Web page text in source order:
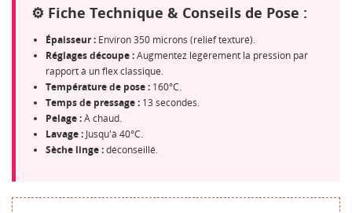
⚙️ Fiche Technique & Conseils de Pose :
Épaisseur : Environ 350 microns (relief texturé).
Réglages découpe :Augmentez légèrement la pression par
rapport à un flex classique.
Température de pose : 160°C.
Temps de pressage : 13 secondes.
Pelage :À chaud.
Lavage : Jusqu'à 40°C.
Sèche linge :déconseillé.